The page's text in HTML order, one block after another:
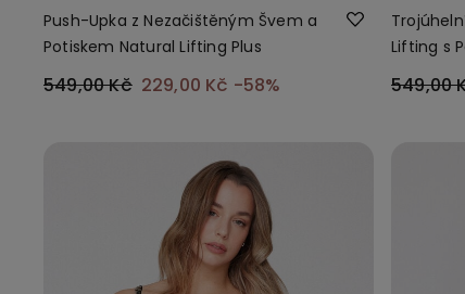
Push-Upka z Nezačištěným Švem a
Potiskem Natural Lifting Plus
549,00 Kč 229,00 Kč -58%
Lifting s
549,00